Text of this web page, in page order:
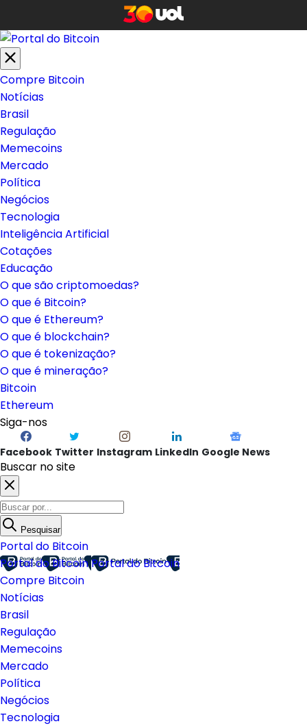
Compre Bitcoin
Notícias
Brasil
Regulação
Memecoins
Mercado
Política
Negócios
Tecnologia
Inteligência Artificial
Cotações
Educação
O que são criptomoedas?
O que é Bitcoin?
O que é Ethereum?
O que é blockchain?
O que é tokenização?
O que é mineração?
Bitcoin
Ethereum
Siga-nos
Facebook Twitter Instagram LinkedIn Google News
Buscar no site
Pesquisar
Portal do Bitcoin
Portal do BitcoinPortal do Bitcoin
Compre Bitcoin
Notícias
Brasil
Regulação
Memecoins
Mercado
Política
Negócios
Tecnologia